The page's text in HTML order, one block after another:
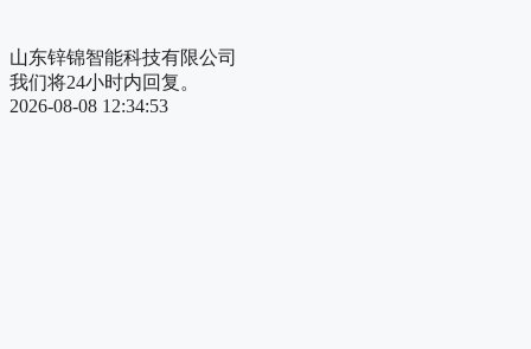
山东锌锦智能科技有限公司
我们将24小时内回复。
2026-08-08 12:34:53